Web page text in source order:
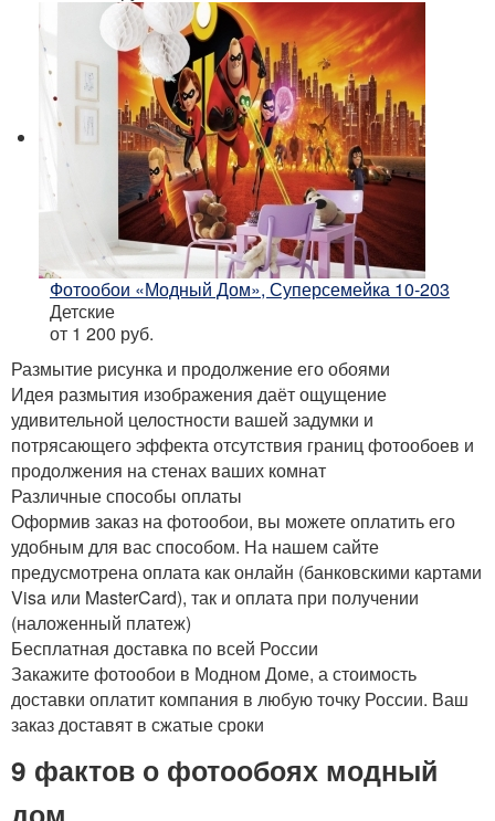
Фотообои «Модный Дом», Суперсемейка 10-203
Детские
от 1 200 руб.
Размытие рисунка и продолжение его обоями
Идея размытия изображения даёт ощущение
удивительной целостности вашей задумки и
потрясающего эффекта отсутствия границ фотообоев и
продолжения на стенах ваших комнат
Различные способы оплаты
Оформив заказ на фотообои, вы можете оплатить его
удобным для вас способом. На нашем сайте
предусмотрена оплата как онлайн (банковскими картами
Visa или MasterCard), так и оплата при получении
(наложенный платеж)
Бесплатная доставка по всей России
Закажите фотообои в Модном Доме, а стоимость
доставки оплатит компания в любую точку России. Ваш
заказ доставят в сжатые сроки
9 фактов о фотообоях модный